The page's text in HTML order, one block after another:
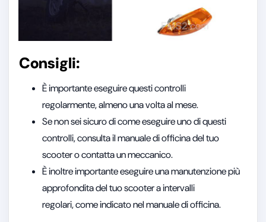
Consigli:
È importante eseguire questi controlli
regolarmente, almeno una volta al mese.
Se non sei sicuro di come eseguire uno di questi
controlli, consulta il manuale di officina del tuo
scooter o contatta un meccanico.
È inoltre importante eseguire una manutenzione più
approfondita del tuo scooter a intervalli
regolari, come indicato nel manuale di officina.